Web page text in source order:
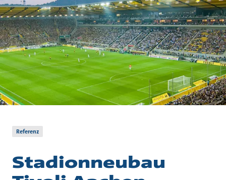
Referenz
Stadionneubau